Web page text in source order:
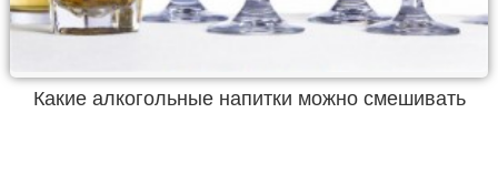
Какие алкогольные напитки можно смешивать